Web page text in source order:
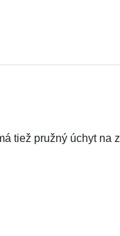
tiež pružný úchyt na